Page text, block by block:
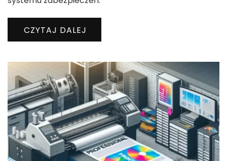
CZYTAJ DALEJ